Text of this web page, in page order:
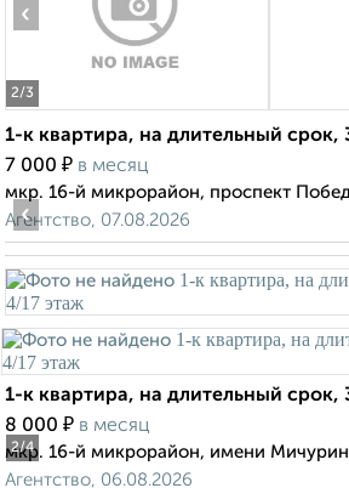
2/3
‹
1-к квартира, на длительный срок,
7 000 ₽ в месяц
мкр. 16-й микрорайон, проспект
Агентство, 07.08.2026
2/4
‹
1-к квартира, на длительный срок,
8 000 ₽ в месяц
мкр. 16-й микрорайон, имени
Агентство, 06.08.2026